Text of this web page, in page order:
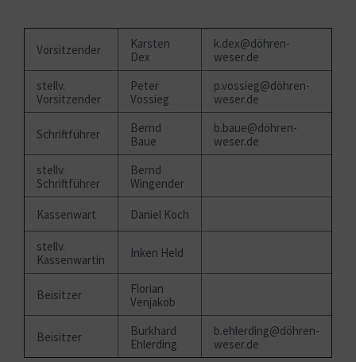
Vorsitzender
Karsten
Dex
k.dex@döhren-
weser.de
stellv.
Vorsitzender
Peter
Vossieg
p.vossieg@döhren-
weser.de
Schriftführer
Bernd
Baue
b.baue@döhren-
weser.de
stellv.
Schriftführer
Bernd
Wingender
Kassenwart Daniel Koch
stellv.
Kassenwartin
Inken Held
Beisitzer
Florian
Venjakob
Beisitzer
Burkhard
Ehlerding
b.ehlerding@döhren-
weser.de